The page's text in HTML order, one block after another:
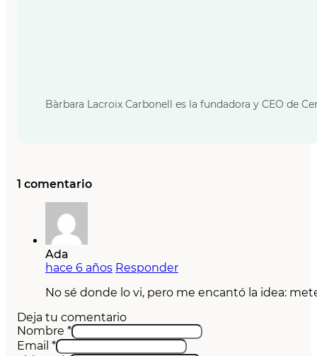
Bàrbara Lacroix Carbonell es la fundadora y CEO de
1 comentario
Ada
hace 6 años Responder
No sé donde lo vi, pero me encantó la idea:
Deja tu comentario
Nombre *
Email *